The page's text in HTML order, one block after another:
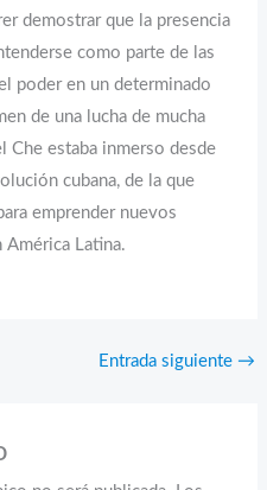
demostrar que la presencia
como parte de las
poder en un determinado
de una lucha de mucha
Che estaba inmerso desde
cubana, de la que
emprender nuevos
América Latina.
Entrada siguiente →